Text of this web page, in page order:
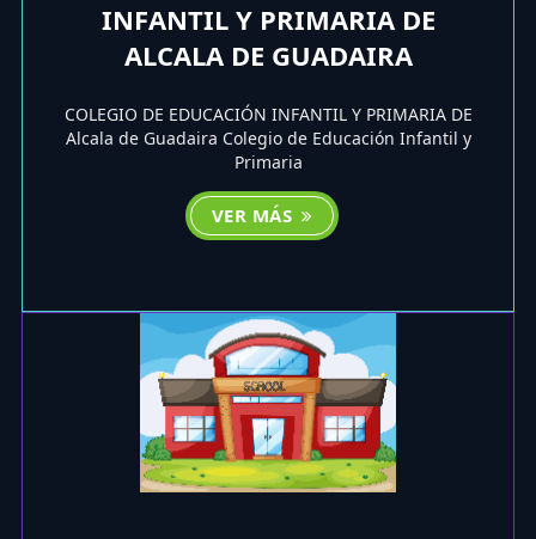
INFANTIL Y PRIMARIA DE
ALCALA DE GUADAIRA
COLEGIO DE EDUCACIÓN INFANTIL Y PRIMARIA DE
Alcala de Guadaira Colegio de Educación Infantil y
Primaria
VER MÁS